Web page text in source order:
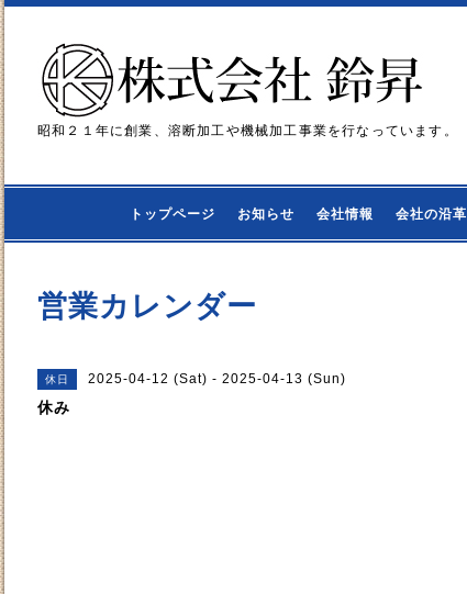
昭和２１年に創業、溶断加工や機械加工事業を行なっています。
トップページ お知らせ 会社情報 会社の沿革
営業カレンダー
休日 2025-04-12 (Sat) - 2025-04-13 (Sun)
休み